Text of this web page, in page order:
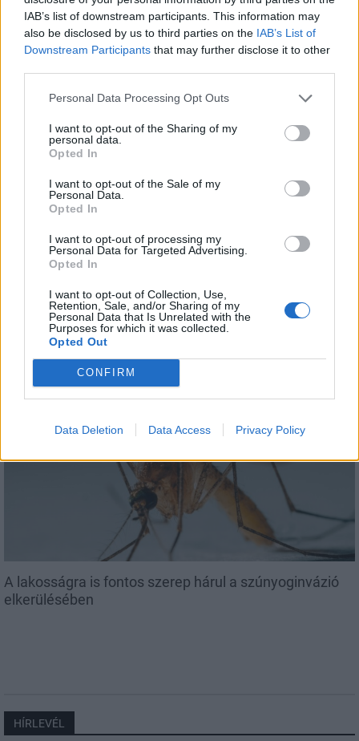
IAB’s list of downstream participants. This information may
also be disclosed by us to third parties on the IAB’s List of
Downstream Participants that may further disclose it to other
Personal Data Processing Opt Outs
I want to opt-out of the Sharing of my
personal data.
Opted In
I want to opt-out of the Sale of my
Personal Data.
Opted In
I want to opt-out of processing my
Personal Data for Targeted Advertising.
Opted In
I want to opt-out of Collection, Use,
Retention, Sale, and/or Sharing of my
Personal Data that Is Unrelated with the
Purposes for which it was collected.
Opted Out
CONFIRM
Data Deletion Data Access Privacy Policy
Megérkezett az eső a Duna vízgyűjtőjére
Kecskeméten is szakirányú továbbképzésekkel erősít a
Gál Ferenc Egyetem
A lakosságra is fontos szerep hárul a szúnyoginvázió
elkerülésében
HÍRLEVÉL